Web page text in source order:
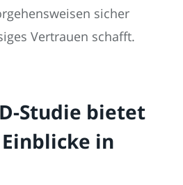
sicher
Vertrauen schafft.
Studie bietet
in